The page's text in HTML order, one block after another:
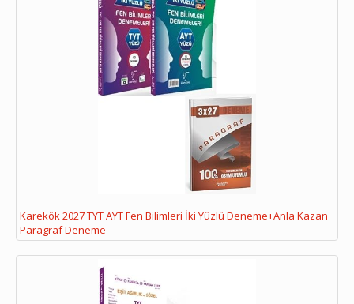
Karekök 2027 TYT AYT Fen Bilimleri İki Yüzlü Deneme+Anla Kazan
Paragraf Deneme